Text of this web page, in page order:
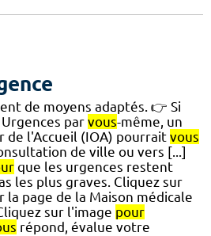
de moyens adaptés. 👉 Si
par vous-même, un
de l'Accueil (IOA) pourrait vous
de ville ou vers [...]
que les urgences restent
les plus graves. Cliquez sur
la page de la Maison médicale
sur l'image pour
répond, évalue votre